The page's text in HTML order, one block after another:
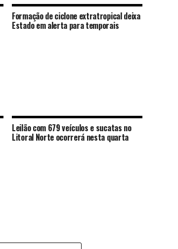
Formação de ciclone extratropical deixa
Estado em alerta para temporais
Leilão com 679 veículos e sucatas no
Litoral Norte ocorrerá nesta quarta